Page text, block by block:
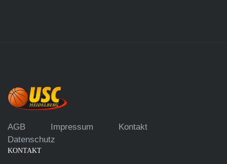
AGB Impressum
Kontakt
Datenschutz
KONTAKT